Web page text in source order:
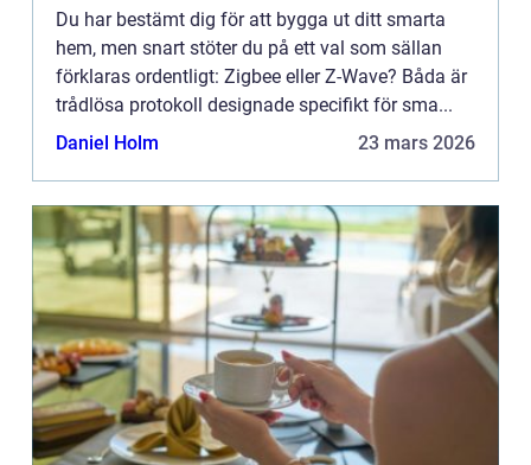
Du har bestämt dig för att bygga ut ditt smarta
hem, men snart stöter du på ett val som sällan
förklaras ordentligt: Zigbee eller Z-Wave? Båda är
trådlösa protokoll designade specifikt för sma...
Daniel Holm
23 mars 2026